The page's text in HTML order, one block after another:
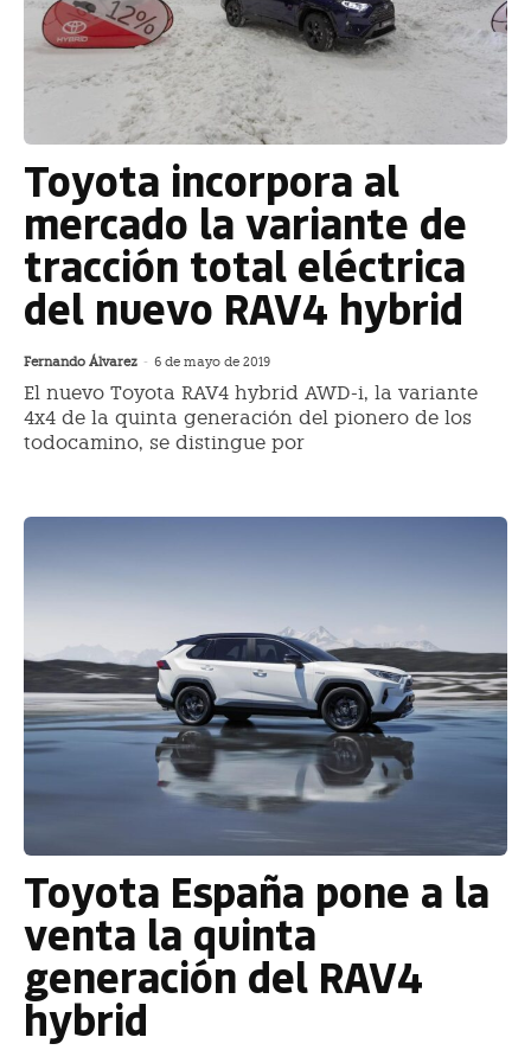
Toyota incorpora al
mercado la variante de
tracción total eléctrica
del nuevo RAV4 hybrid
Fernando Álvarez - 6 de mayo de 2019
El nuevo Toyota RAV4 hybrid AWD-i, la variante
4x4 de la quinta generación del pionero de los
todocamino, se distingue por
Toyota España pone a la
venta la quinta
generación del RAV4
hybrid